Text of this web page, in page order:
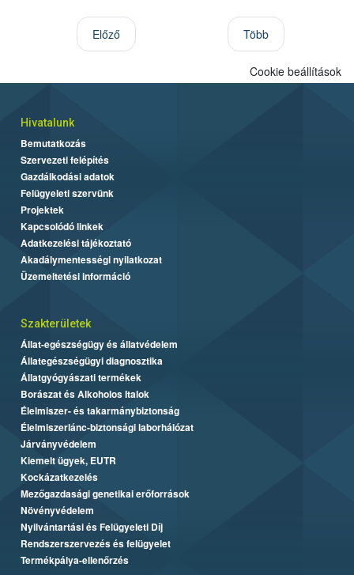
Előző Több
Cookie beállítások
Hivatalunk
Bemutatkozás
Szervezeti felépítés
Gazdálkodási adatok
Felügyeleti szervünk
Projektek
Kapcsolódó linkek
Adatkezelési tájékoztató
Akadálymentességi nyilatkozat
Üzemeltetési információ
Szakterületek
Állat-egészségügy és állatvédelem
Állategészségügyi diagnosztika
Állatgyógyászati termékek
Borászat és Alkoholos Italok
Élelmiszer- és takarmánybiztonság
Élelmiszerlánc-biztonsági laborhálózat
Járványvédelem
Kiemelt ügyek, EUTR
Kockázatkezelés
Mezőgazdasági genetikai erőforrások
Növényvédelem
Nyilvántartási és Felügyeleti Díj
Rendszerszervezés és felügyelet
Termékpálya-ellenőrzés